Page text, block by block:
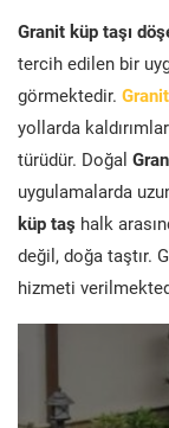
Granit küp taşı
tercih edilen bir
görmektedir.
yollarda
türüdür. Doğal
uygulamalarda
küp taş halk
değil, doğa taştır.
hizmeti